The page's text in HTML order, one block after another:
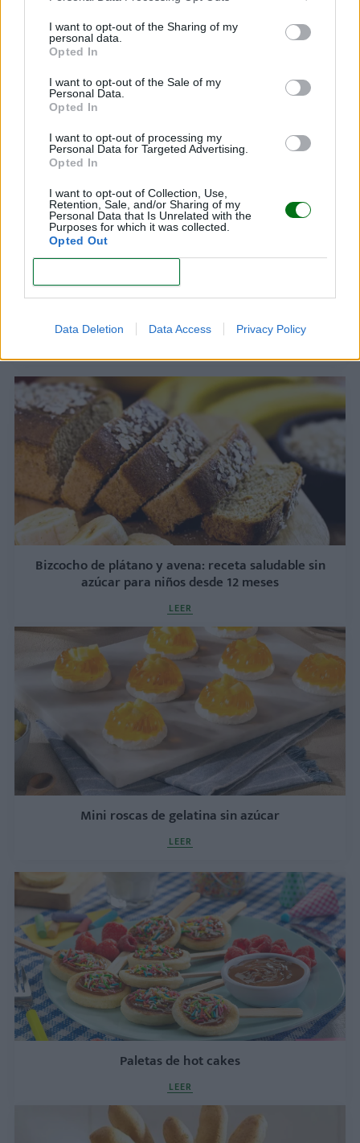
I want to opt-out of the Sharing of my
personal data.
Opted In
I want to opt-out of the Sale of my
Personal Data.
Opted In
I want to opt-out of processing my
Personal Data for Targeted Advertising.
Opted In
I want to opt-out of Collection, Use,
Retention, Sale, and/or Sharing of my
Personal Data that Is Unrelated with the
Purposes for which it was collected.
Opted Out
Data Deletion Data Access Privacy Policy
Receta de Gazpacho de fresas
Receta de Barquitos de huevo duro y atún
Bizcocho de plátano y avena: receta saludable sin
azúcar para niños desde 12 meses
LEER
Mini roscas de gelatina sin azúcar
LEER
Paletas de hot cakes
LEER